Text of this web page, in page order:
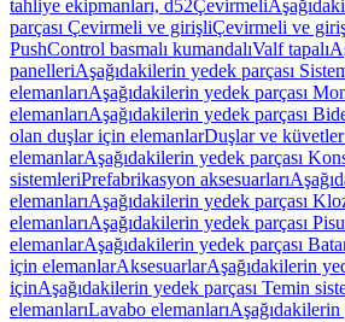
tahliye ekipmanları, d52Çevirmeli
parçası Çevirmeli ve girişliÇevirmeli ve
PushControl basmalı kumandalıValf tapalı
panelleriAşağıdakilerin yedek parçası
elemanlarıAşağıdakilerin yedek parçası
elemanlarıAşağıdakilerin yedek parçası
olan duşlar için elemanlarDuşlar ve
elemanlarAşağıdakilerin yedek parçası
sistemleriPrefabrikasyon aksesuarları
elemanlarıAşağıdakilerin yedek parçası
elemanlarıAşağıdakilerin yedek parçası
elemanlarAşağıdakilerin yedek parçası
için elemanlarAksesuarlarAşağıdakilerin
içinAşağıdakilerin yedek parçası Temin
elemanlarıLavabo elemanlarıAşağıdakilerin